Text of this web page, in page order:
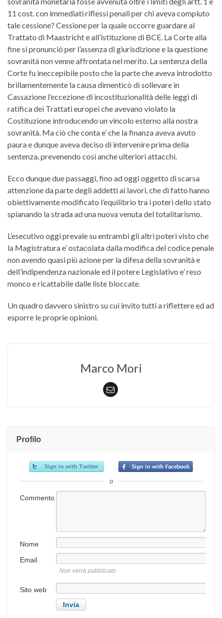
11 cost. con immediati riflessi penali per chi aveva compiuto
tale cessione? Cessione per la quale occorre guardare al
Trattato di Maastricht e all’istituzione di BCE. La Corte alla
fine si pronunciò per l’assenza di giurisdizione e la questione
sovranità non venne affrontata nel merito. La sentenza della
Corte fu ineccepibile posto che la parte che aveva introdotto
brillamentemente la causa dimenticò di sollevare in
Cassazione l’eccezione di incostituzionalità delle leggi di
ratifica dei Trattati europei che avevano violato la
Costituzione introducendo un vincolo esterno alla nostra
sovranità. Ma ciò che conta e’ che la finanza aveva avuto
paura e dunque aveva deciso di intervenire prima della
sentenza, prevenendo così anche ulteriori attacchi.
Ecco dunque due passaggi, fino ad oggi oggetto di scarsa
attenzione da parte degli addetti ai lavori, che di fatto hanno
obiettivamente modificato l’equilibrio tra i poteri dello stato
spianando la strada ad una nuova venuta del totalitarismo.
L’esecutivo oggi prevale su entrambi gli altri poteri visto che
la Magistratura e’ ostacolata dalla modifica del codice penale
non avendo quasi più azione per la difesa della sovranità e
dell’indipendenza nazionale ed il potere Legislativo e’ reso
monco e ricattabile dalle liste bloccate.
Un quadro davvero sinistro su cui invito tutti a riflettere ed ad
esporre le proprie opinioni.
Marco Mori
Profilo
o
Commento
Nome
Email
Non verrà pubblicato
Sito web